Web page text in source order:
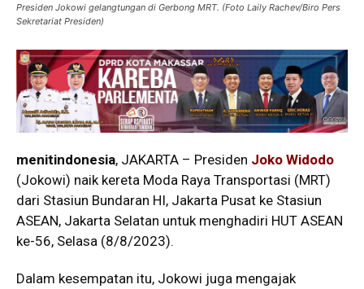
Presiden Jokowi gelangtungan di Gerbong MRT. (Foto Laily Rachev/Biro Pers
Sekretariat Presiden)
menitindonesia, JAKARTA – Presiden Joko Widodo
(Jokowi) naik kereta Moda Raya Transportasi (MRT)
dari Stasiun Bundaran HI, Jakarta Pusat ke Stasiun
ASEAN, Jakarta Selatan untuk menghadiri HUT ASEAN
ke-56, Selasa (8/8/2023).
Dalam kesempatan itu, Jokowi juga mengajak